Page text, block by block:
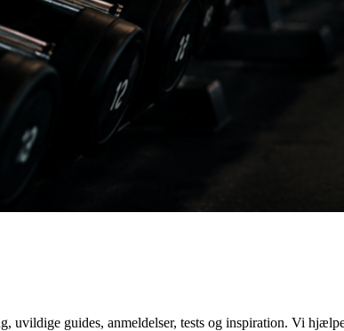
uvildige guides, anmeldelser, tests og inspiration. Vi